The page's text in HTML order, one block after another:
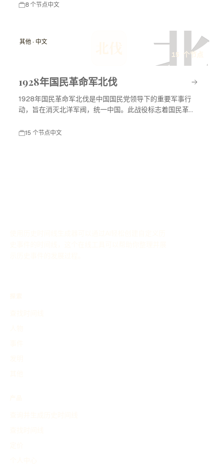
8 个节点中文
北
其他 · 中文
15 个节点
1928年国民革命军北伐
1928年国民革命军北伐是中国国民党领导下的重要军事行
动，旨在消灭北洋军阀，统一中国。此战役标志着国民革命
15 个节点中文